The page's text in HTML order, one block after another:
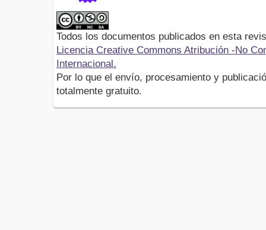
Todos los documentos publicados en esta
Licencia Creative Commons Atribución -No
Internacional.
Por lo que el envío, procesamiento y
totalmente gratuito.